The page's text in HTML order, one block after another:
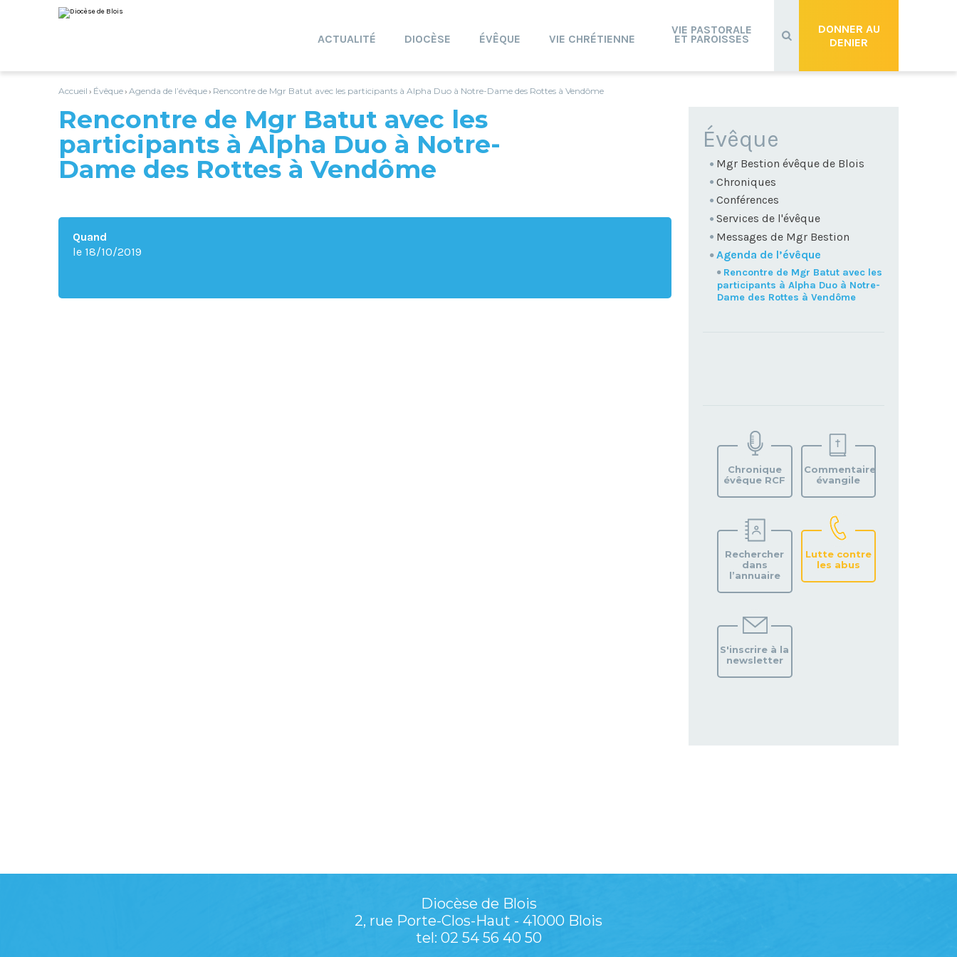
au
contenu.
personnels
DONNER AU
DENIER
ACTUALITÉ DIOCÈSE ÉVÊQUE VIE CHRÉTIENNE
VIE PASTORALE
ET PAROISSES
Accueil › Évêque› Agenda de l’évêque› Rencontre de Mgr Batut avec les participants à Alpha Duo à Notre-Dame des Rottes à Vendôme
Rencontre de Mgr Batut avec les
participants à Alpha Duo à Notre-
Dame des Rottes à Vendôme
Quand
le 18/10/2019
NAVIGATION
Évêque
Mgr Bestion évêque de Blois
Chroniques
Conférences
Services de l'évêque
Messages de Mgr Bestion
Agenda de l’évêque
Rencontre de Mgr Batut avec les
participants à Alpha Duo à Notre-
Dame des Rottes à Vendôme
VOTRE
PAROISSE
Chronique
évêque RCF
Commentaire
évangile
Rechercher
dans
l’annuaire
Lutte contre
les abus
S'inscrire à la
newsletter
Diocèse de Blois
2, rue Porte-Clos-Haut - 41000 Blois
tel: 02 54 56 40 50